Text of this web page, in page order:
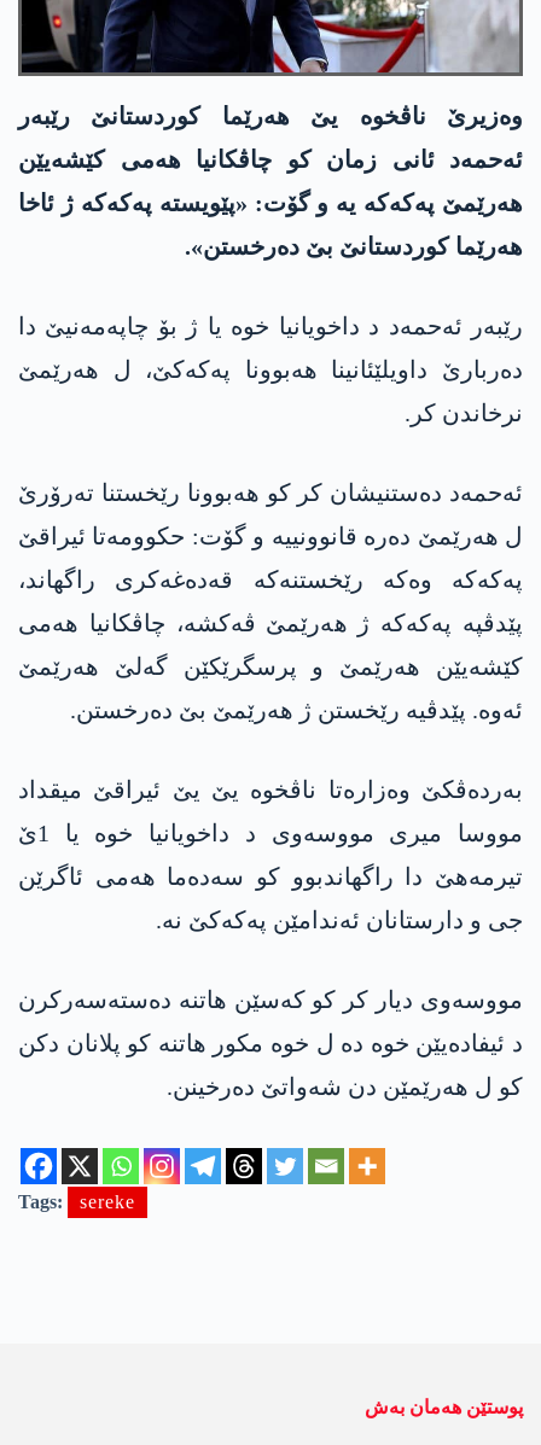
وەزیرێ ناڤخوە یێ هەرێما کوردستانێ رێبەر
ئەحمەد ئانی زمان کو چاڤکانیا هەمی کێشەیێن
هەرێمێ په‌كه‌كه‌ یه‌ و گۆت: «پێویسته‌ په‌كه‌كه‌ ژ ئاخا
هەرێما کوردستانێ بێ دەرخستن».
رێبەر ئەحمەد د داخویانیا خوە یا ژ بۆ چاپەمەنیێ دا
دەربارێ داویلێئانینا هەبوونا په‌كه‌كێ، ل هەرێمێ
نرخاندن کر.
ئەحمەد دەستنیشان کر کو هەبوونا رێخستنا تەرۆرێ
ل هەرێمێ دەرە قانوونییە و گۆت: حکوومەتا ئیراقێ
په‌كه‌كه‌ وەکە رێخستنەکە قەدەغەکری راگهاند،
پێدڤپه‌ په‌كه‌كه‌ ژ هەرێمێ ڤەکشە، چاڤکانیا هەمی
کێشەیێن هەرێمێ و پرسگرێکێن گەلێ هەرێمێ
ئەوە. پێدڤیه‌ رێخستن ژ هەرێمێ بێ دەرخستن.
بەردەڤکێ وەزارەتا ناڤخوە یێ یێ ئیراقێ میقداد
مووسا میری مووسەوی د داخویانیا خوە یا 1ێ
تیرمەهێ دا راگهاندبوو کو سه‌ده‌ما هەمی ئاگرێن
جی و دارستانان ئەندامێن په‌كه‌كێ نه‌.
مووسەوی دیار کر کو کەسێن هاتنە دەستەسەرکرن
د ئیفادەیێن خوە دە ل خوە مکور هاتنە کو پلانان دکن
کو ل هەرێمێن دن شەواتێ دەرخینن.
Tags: sereke
پوستێن ھەمان بەش